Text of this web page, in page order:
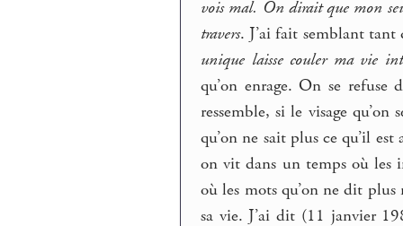
vois mal. On dirait que mon
travers. J’ai fait semblant
unique laisse couler ma vie
qu’on enrage. On se refuse
ressemble, si le visage
qu’on ne sait plus ce qu’il
on vit dans un temps où les
où les mots qu’on ne dit plus
sa vie. J’ai dit (11 janvier